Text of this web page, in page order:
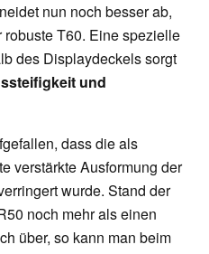
nun noch besser ab,
T60. Eine spezielle
des Displaydeckels sorgt
und
dass die als
verstärkte Ausformung der
wurde. Stand der
noch mehr als einen
über, so kann man beim